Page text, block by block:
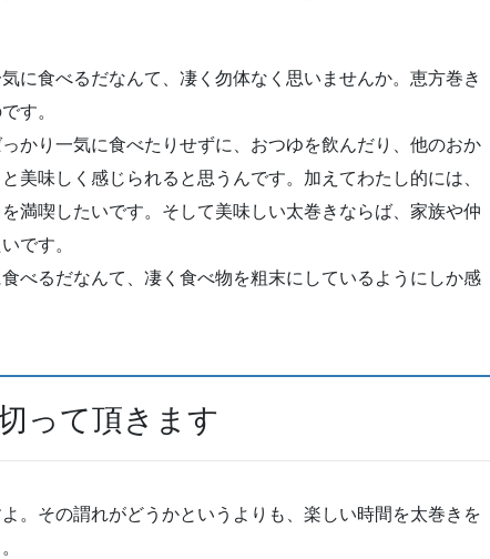
に食べるだなんて、凄く勿体なく思いませんか。恵方巻き
す。
かり一気に食べたりせずに、おつゆを飲んだり、他のおか
美味しく感じられると思うんです。加えてわたし的には、
満喫したいです。そして美味しい太巻きならば、家族や仲
です。
べるだなんて、凄く食べ物を粗末にしているようにしか感
って頂きます
。その謂れがどうかというよりも、楽しい時間を太巻きを